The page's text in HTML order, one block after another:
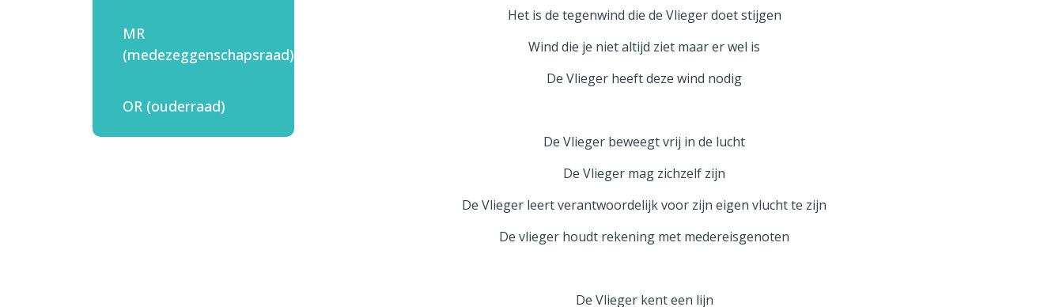
MR
(medezeggenschapsraad)
OR (ouderraad)
Het is de tegenwind die de Vlieger doet stijgen
Wind die je niet altijd ziet maar er wel is
De Vlieger heeft deze wind nodig
De Vlieger beweegt vrij in de lucht
De Vlieger mag zichzelf zijn
De Vlieger leert verantwoordelijk voor zijn eigen vlucht te zijn
De vlieger houdt rekening met medereisgenoten
De Vlieger kent een lijn